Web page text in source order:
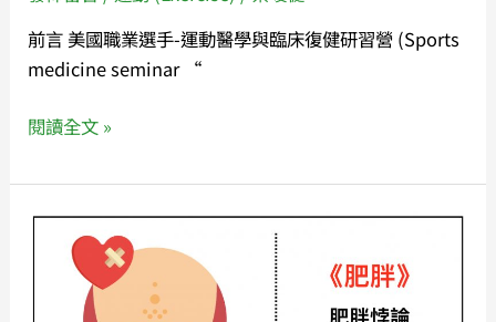
前言 美國職業選手-運動醫學與臨床復健研習營 (Sports
medicine seminar “
項
原
則
閱讀全文 »
《肥